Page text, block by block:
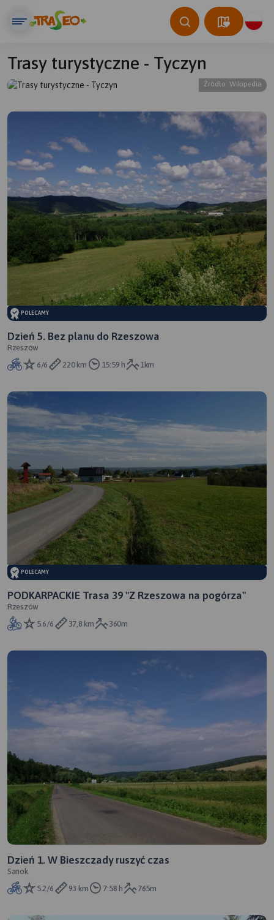
Trasy turystyczne - Tyczyn
Źródło: Wikipedia
© Traseo Map © OpenMapTiles © OpenStreetMap contributors
POLECAMY
Dzień 5. Bez planu do Rzeszowa
Rzeszów
6/6
220 km 15:59 h 1km
POLECAMY
PODKARPACKIE Trasa 39 "Z Rzeszowa na pogórza"
Rzeszów
5.6/6
37,8 km 360m
Dzień 1. W Bieszczady ruszyć czas
Sanok
5.2/6
93 km 7:58 h 765m